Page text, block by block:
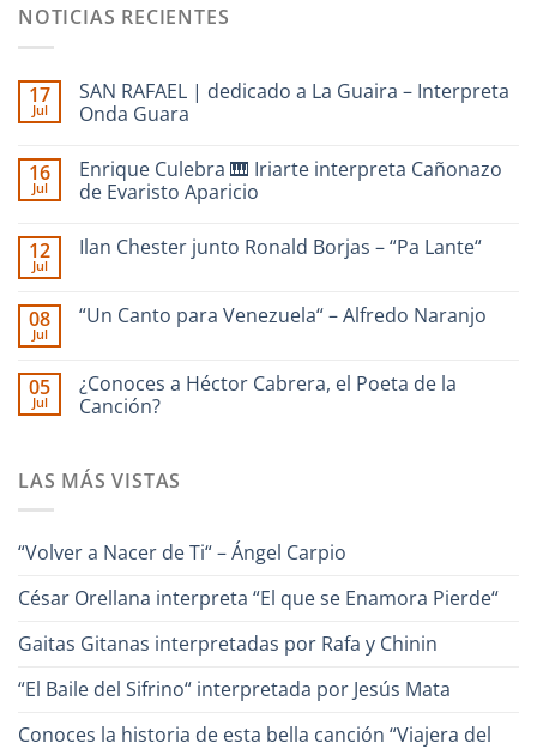
NOTICIAS RECIENTES
17
Jul
SAN RAFAEL | dedicado a La Guaira – Interpreta
Onda Guara
comentarios
en
SAN
dedicado
–
Interpreta
16
Jul
Enrique Culebra 🎹 Iriarte interpreta Cañonazo
de Evaristo Aparicio
comentarios
🎹
Iriarte
Evaristo
Aparicio
12
Jul
Ilan Chester junto Ronald Borjas – “Pa Lante“
en
Ronald
Borjas
–
08
Jul
“Un Canto para Venezuela“ – Alfredo Naranjo
en
“Un
Canto
Alfredo
05
Jul
¿Conoces a Héctor Cabrera, el Poeta de la
Canción?
en
¿Conoces
el
la
LAS MÁS VISTAS
“Volver a Nacer de Ti“ – Ángel Carpio
César Orellana interpreta “El que se Enamora Pierde“
Gaitas Gitanas interpretadas por Rafa y Chinin
“El Baile del Sifrino“ interpretada por Jesús Mata
Conoces la historia de esta bella canción “Viajera del